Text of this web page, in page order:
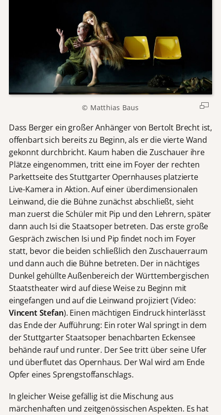
© Matthias Baus
Dass Berger ein großer Anhänger von Bertolt Brecht ist,
offenbart sich bereits zu Beginn, als er die vierte Wand
gekonnt durchbricht. Kaum haben die Zuschauer ihre
Plätze eingenommen, tritt eine im Foyer der rechten
Parkettseite des Stuttgarter Opernhauses platzierte
Live-Kamera in Aktion. Auf einer überdimensionalen
Leinwand, die die Bühne zunächst abschließt, sieht
man zuerst die Schüler mit Pip und den Lehrern, später
dann auch Isi die Staatsoper betreten. Das erste große
Gespräch zwischen Isi und Pip findet noch im Foyer
statt, bevor die beiden schließlich den Zuschauerraum
und dann auch die Bühne betreten. Der in nächtiges
Dunkel gehüllte Außenbereich der Württembergischen
Staatstheater wird auf diese Weise zu Beginn mit
eingefangen und auf die Leinwand projiziert (Video:
Vincent Stefan). Einen mächtigen Eindruck hinterlässt
das Ende der Aufführung: Ein roter Wal springt in dem
der Stuttgarter Staatsoper benachbarten Eckensee
behände rauf und runter. Der See tritt über seine Ufer
und überflutet das Opernhaus. Der Wal wird am Ende
Opfer eines Sprengstoffanschlags.
In gleicher Weise gefällig ist die Mischung aus
märchenhaften und zeitgenössischen Aspekten. Es hat